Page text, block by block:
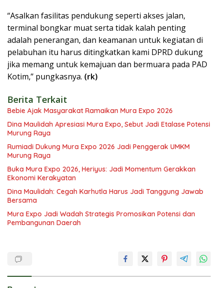
“Asalkan fasilitas pendukung seperti akses jalan,
terminal bongkar muat serta tidak kalah penting
adalah penerangan, dan keamanan untuk kegiatan di
pelabuhan itu harus ditingkatkan kami DPRD dukung
jika memang untuk kemajuan dan bermuara pada PAD
Kotim,” pungkasnya. (rk)
Berita Terkait
Bebie Ajak Masyarakat Ramaikan Mura Expo 2026
Dina Maulidah Apresiasi Mura Expo, Sebut Jadi Etalase Potensi
Murung Raya
Rumiadi Dukung Mura Expo 2026 Jadi Penggerak UMKM
Murung Raya
Buka Mura Expo 2026, Heriyus: Jadi Momentum Gerakkan
Ekonomi Kerakyatan
Dina Maulidah: Cegah Karhutla Harus Jadi Tanggung Jawab
Bersama
Mura Expo Jadi Wadah Strategis Promosikan Potensi dan
Pembangunan Daerah